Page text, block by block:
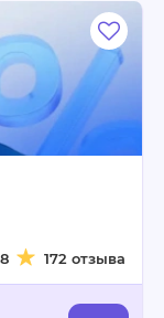
172 отзыва